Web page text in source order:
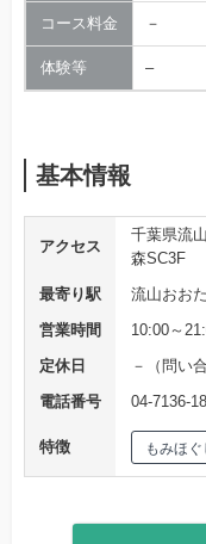
コース料金 －
体験等 –
基本情報
アクセス
千葉県流
森SC3F
最寄り駅
流山おお
営業時間
10:00～
定休日
－（問い
電話番号
04-7136-
特徴 もみほぐ